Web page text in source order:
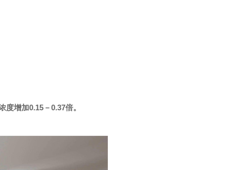
增加0.15－0.37倍。